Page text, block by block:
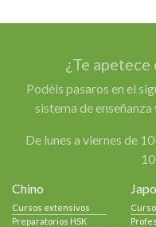
¿Te
Podéis pasaros en el
sistema de
De lunes a viernes de
Chino
Cursos extensivos
Preparatorios HSK